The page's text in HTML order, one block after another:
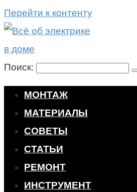
Перейти к контенту
Поиск:
МОНТАЖ
МАТЕРИАЛЫ
СОВЕТЫ
СТАТЬИ
РЕМОНТ
ИНСТРУМЕНТ